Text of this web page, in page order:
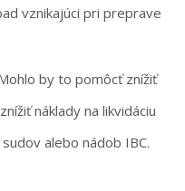
vznikajúci pri preprave
by to pomôcť znížiť
náklady na likvidáciu
alebo nádob IBC.